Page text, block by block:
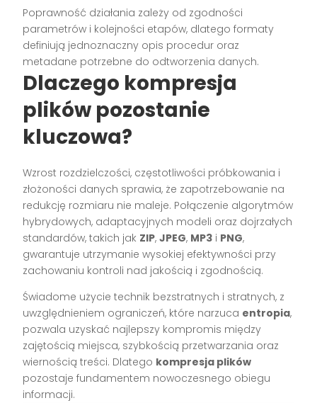
Poprawność działania zależy od zgodności
parametrów i kolejności etapów, dlatego formaty
definiują jednoznaczny opis procedur oraz
metadane potrzebne do odtworzenia danych.
Dlaczego kompresja
plików pozostanie
kluczowa?
Wzrost rozdzielczości, częstotliwości próbkowania i
złożoności danych sprawia, że zapotrzebowanie na
redukcję rozmiaru nie maleje. Połączenie algorytmów
hybrydowych, adaptacyjnych modeli oraz dojrzałych
standardów, takich jak ZIP,JPEG, MP3 i PNG,
gwarantuje utrzymanie wysokiej efektywności przy
zachowaniu kontroli nad jakością i zgodnością.
Świadome użycie technik bezstratnych i stratnych, z
uwzględnieniem ograniczeń, które narzuca entropia,
pozwala uzyskać najlepszy kompromis między
zajętością miejsca, szybkością przetwarzania oraz
wiernością treści. Dlatego kompresja plików
pozostaje fundamentem nowoczesnego obiegu
informacji.